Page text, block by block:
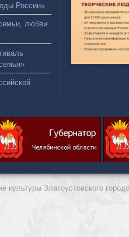
России»
любви
Златоустовского